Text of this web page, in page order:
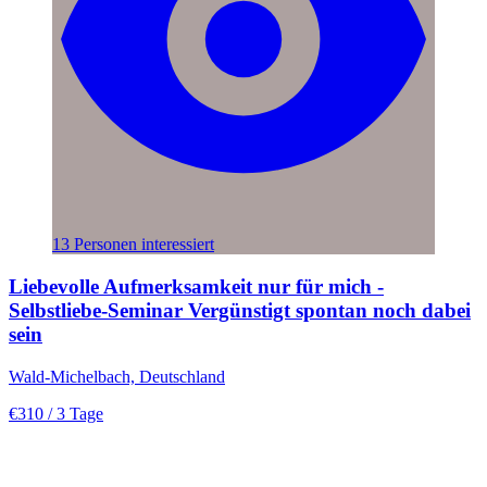
13 Personen interessiert
Liebevolle Aufmerksamkeit nur für mich -
Selbstliebe-Seminar Vergünstigt spontan noch dabei
sein
Wald-Michelbach, Deutschland
€310 / 3 Tage